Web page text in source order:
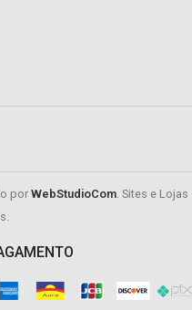
por WebStudioCom. Sites e Lojas